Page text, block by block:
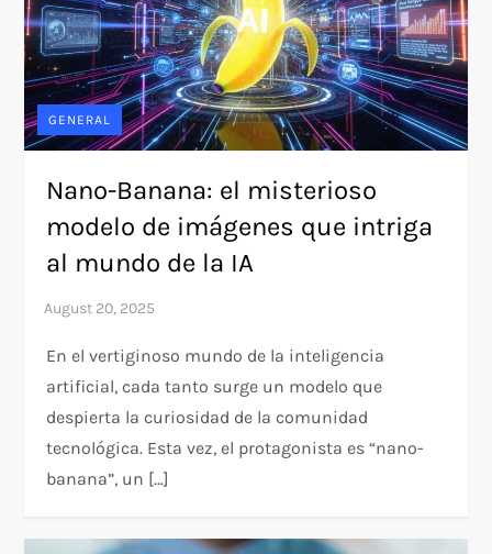
GENERAL
Nano-Banana: el misterioso
modelo de imágenes que intriga
al mundo de la IA
En el vertiginoso mundo de la inteligencia
artificial, cada tanto surge un modelo que
despierta la curiosidad de la comunidad
tecnológica. Esta vez, el protagonista es “nano-
banana”, un […]